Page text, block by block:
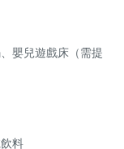
嬰兒遊戲床（需提
料